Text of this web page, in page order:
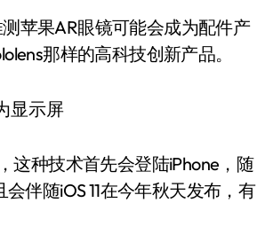
苹果AR眼镜可能会成为配件产
那样的高科技创新产品。
这种技术首先会登陆iPhone，随
伴随iOS 11在今年秋天发布，有